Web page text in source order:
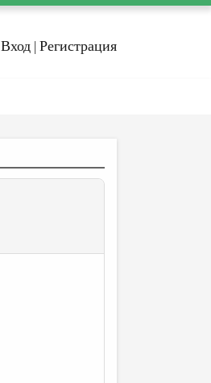
Вход | Регистрация